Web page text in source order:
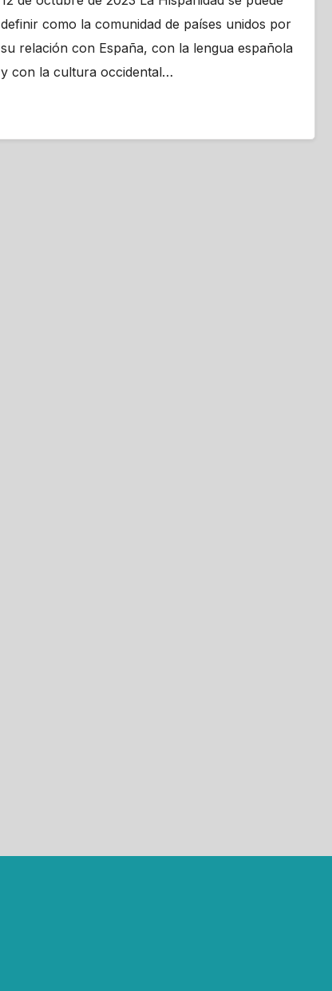
definir como la comunidad de países unidos por
su relación con España, con la lengua española
y con la cultura occidental…